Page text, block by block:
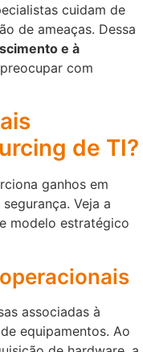
cuidam de
de ameaças. Dessa
e à
com
de TI?
ganhos em
Veja a
modelo estratégico
associadas à
equipamentos. Ao